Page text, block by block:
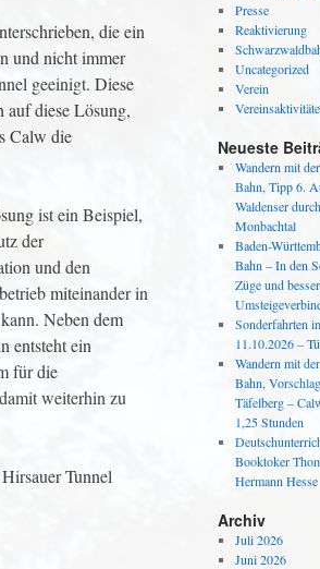
die ein
und nicht immer
geeinigt. Diese
diese Lösung,
Calw die
ist ein Beispiel,
der
und den
miteinander in
Neben dem
entsteht ein
für die
weiterhin zu
Tunnel
Presse
Reaktivierung
Uncategorized
Verein
Neueste
Wandern mit
Bahn, Tipp 6.
Waldenser
Monbachtal
Baden-
Bahn – In den
Züge und
Sonderfahrten
11.10.2026 –
Wandern mit
Bahn,
Täfelberg –
1,25 Stunden
Booktoker
Hermann Hesse
Archiv
Juli 2026
Juni 2026